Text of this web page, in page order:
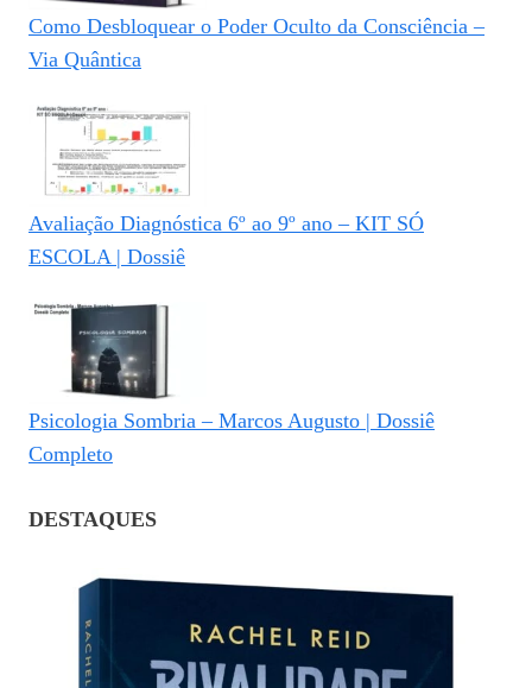
Como Desbloquear o Poder Oculto da Consciência –
Via Quântica
Avaliação Diagnóstica 6º ao 9º ano – KIT SÓ
ESCOLA | Dossiê
Psicologia Sombria – Marcos Augusto | Dossiê
Completo
DESTAQUES